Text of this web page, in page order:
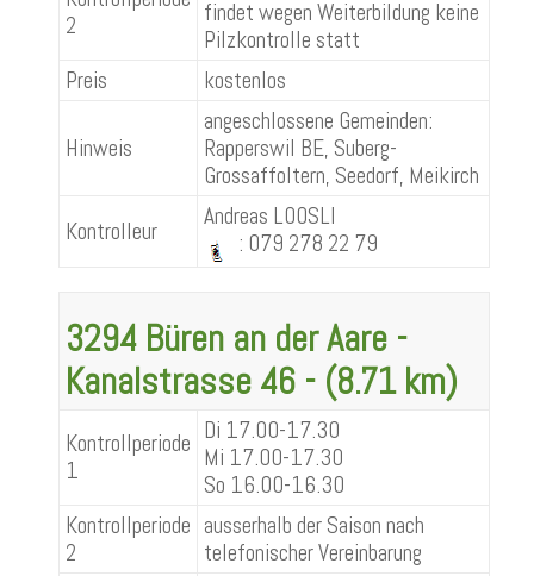
2
findet wegen Weiterbildung keine
Pilzkontrolle statt
Preis
kostenlos
Hinweis
angeschlossene Gemeinden:
Rapperswil BE, Suberg-
Grossaffoltern, Seedorf, Meikirch
Kontrolleur
Andreas LOOSLI
: 079 278 22 79
3294 Büren an der Aare -
Kanalstrasse 46 - (8.71 km)
Kontrollperiode
1
Di 17.00-17.30
Mi 17.00-17.30
So 16.00-16.30
Kontrollperiode
2
ausserhalb der Saison nach
telefonischer Vereinbarung